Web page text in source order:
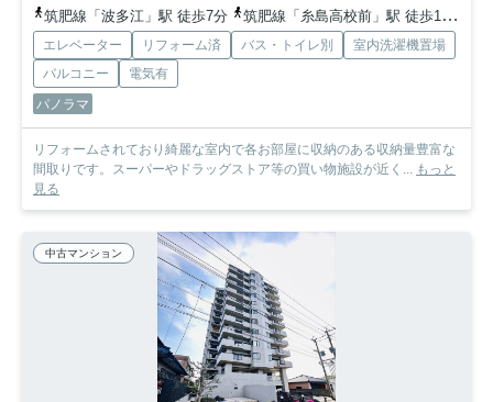
筑肥線「波多江」駅 徒歩7分
筑肥線「糸島高校前」駅 徒歩15分
エレベーター リフォーム済 バス・トイレ別
室内洗濯機置場
バルコニー
電気有
パノラマ
リフォームされており綺麗な室内で各お部屋に収納のある収納量豊富な
間取りです。スーパーやドラッグストア等の買い物施設が近く... もっと
見る
中古マンション